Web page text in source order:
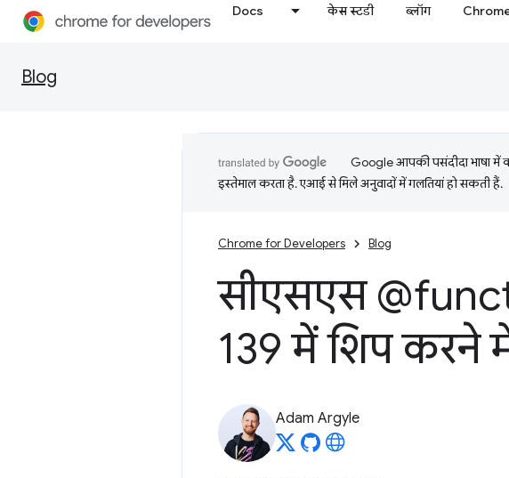
Docs केस स्टडी ब्लॉग
Blog
Google आपकी पसंदीदा भाषा
इस्तेमाल करता है. एआई से मिले अनुवादों में गलतियां हो सकती हैं.
Chrome for Developers Blog
सीएसएस
139 में शिप करने
Adam Argyle